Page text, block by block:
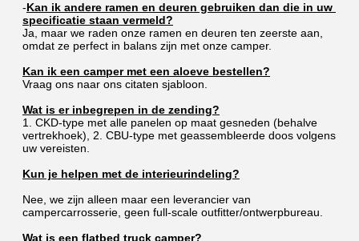
-Kan ik andere ramen en deuren gebruiken dan die in uw
specificatie staan vermeld?
Ja, maar we raden onze ramen en deuren ten zeerste aan,
omdat ze perfect in balans zijn met onze camper.
Kan ik een camper met een aloeve bestellen?
Vraag ons naar ons citaten sjabloon.
Wat is er inbegrepen in de zending?
1. CKD-type met alle panelen op maat gesneden (behalve
vertrekhoek), 2. CBU-type met geassembleerde doos volgens
uw vereisten.
Kun je helpen met de interieurindeling?
Nee, we zijn alleen maar een leverancier van
campercarrosserie, geen full-scale outfitter/ontwerpbureau.
Wat is een flatbed truck camper?